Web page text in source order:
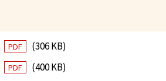
PDF
(306 KB)
PDF
(400 KB)